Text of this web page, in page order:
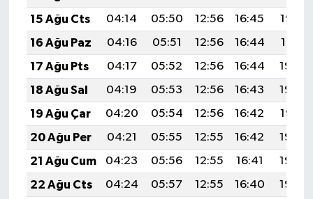
15 Ağu Cts
04:14 05:50 12:56 16:45
19:53
16 Ağu Paz
04:16 05:51 12:56 16:44
19:51
17 Ağu Pts
04:17 05:52 12:56 16:44
19:50
18 Ağu Sal
04:19 05:53 12:56 16:43
19:48
19 Ağu Çar
04:20 05:54 12:56 16:42
19:47
20 Ağu Per
04:21 05:55 12:55 16:42
19:46
21 Ağu Cum
04:23 05:56 12:55 16:41
19:44
22 Ağu Cts
04:24 05:57 12:55 16:40
19:43